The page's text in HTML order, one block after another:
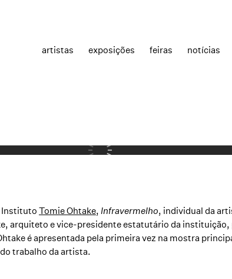
artistas exposições feiras notícias
Instituto Tomie Ohtake, Infravermelho, individual da
arquiteto e vice-presidente estatutário da instituição,
é apresentada pela primeira vez na mostra
trabalho da artista.